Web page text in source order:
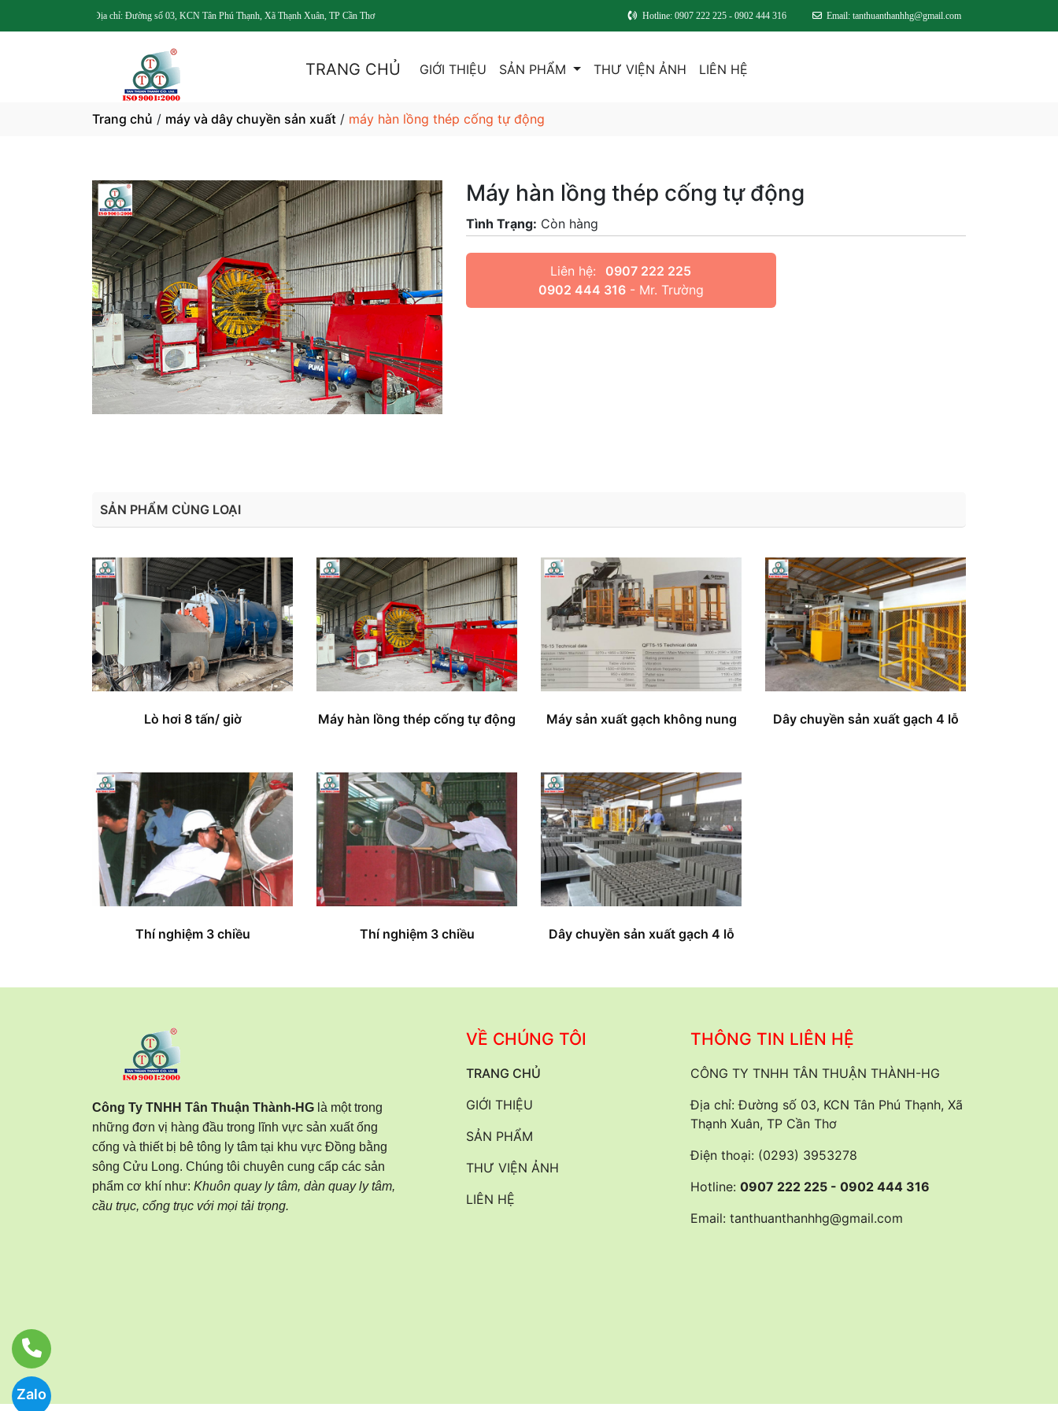
Zalo
Địa chỉ: Đường số 03, KCN Tân Phú Thạnh, Xã Thạnh Xuân, TP Cần Thơ Hotline: 0907 222 225 - 0902 444 316 Email: tanthuanthanhhg@gmail.com
TRANG CHỦ GIỚI THIỆU SẢN PHẨM THƯ VIỆN ẢNH LIÊN HỆ
Trang chủ / máy và dây chuyền sản xuất / máy hàn lồng thép cống tự động
Máy hàn lồng thép cống tự động
Tình Trạng: Còn hàng
Liên hệ:
0907 222 225
0902 444 316- Mr. Trường
SẢN PHẨM CÙNG LOẠI
Lò hơi 8 tấn/ giờ Máy hàn lồng thép cống tự động Máy sản xuất gạch không nung Dây chuyền sản xuất gạch 4 lỗ
Thí nghiệm 3 chiều Thí nghiệm 3 chiều Dây chuyền sản xuất gạch 4 lỗ
Công Ty TNHH Tân Thuận Thành-HG là một trong
những đơn vị hàng đầu trong lĩnh vực sản xuất ống
cống và thiết bị bê tông ly tâm tại khu vực Đồng bằng
sông Cửu Long. Chúng tôi chuyên cung cấp các sản
phẩm cơ khí như: Khuôn quay ly tâm, dàn quay ly tâm,
cầu trục, cổng trục với mọi tải trọng.
VỀ CHÚNG TÔI
TRANG CHỦ
GIỚI THIỆU
SẢN PHẨM
THƯ VIỆN ẢNH
LIÊN HỆ
THÔNG TIN LIÊN HỆ
CÔNG TY TNHH TÂN THUẬN THÀNH-HG
Địa chỉ: Đường số 03, KCN Tân Phú Thạnh, Xã
Thạnh Xuân, TP Cần Thơ
Điện thoại: (0293) 3953278
Hotline: 0907 222 225 - 0902 444 316
Email: tanthuanthanhhg@gmail.com